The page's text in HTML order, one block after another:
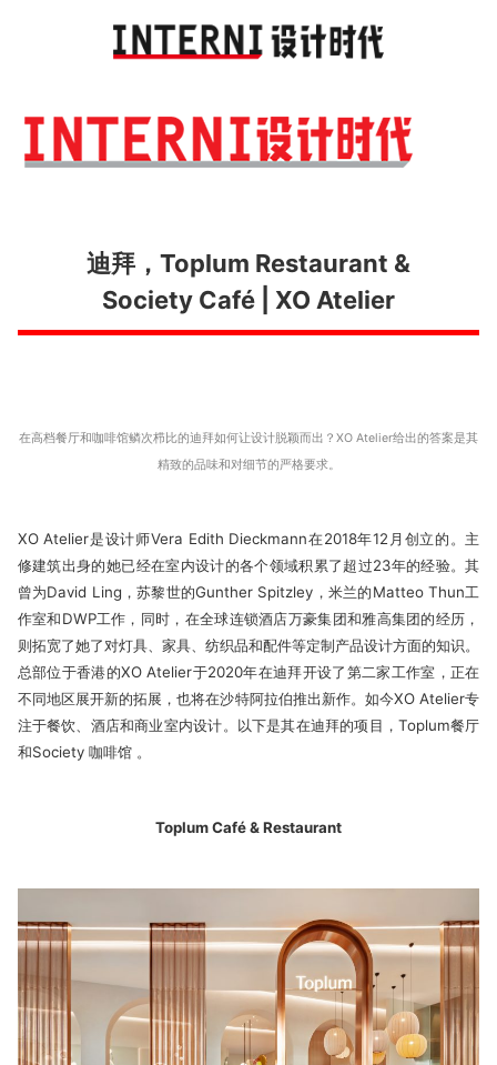
迪拜，Toplum Restaurant &
Society Café | XO Atelier
在高档餐厅和咖啡馆鳞次栉比的迪拜如何让设计脱颖而出？XO Atelier给出的答案是其
精致的品味和对细节的严格要求。
XO Atelier是设计师Vera Edith Dieckmann在2018年12月创立的。主
修建筑出身的她已经在室内设计的各个领域积累了超过23年的经验。其
曾为David Ling，苏黎世的Gunther Spitzley，米兰的Matteo Thun工
作室和DWP工作，同时，在全球连锁酒店万豪集团和雅高集团的经历，
则拓宽了她了对灯具、家具、纺织品和配件等定制产品设计方面的知识。
总部位于香港的XO Atelier于2020年在迪拜开设了第二家工作室，正在
不同地区展开新的拓展，也将在沙特阿拉伯推出新作。如今XO Atelier专
注于餐饮、酒店和商业室内设计。以下是其在迪拜的项目，Toplum餐厅
和Society 咖啡馆 。
Toplum Café & Restaurant